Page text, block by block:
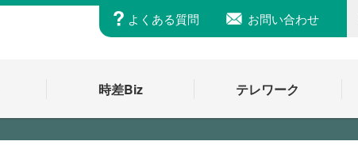
よくある質問 お問い合わせ
時差Biz テレワーク